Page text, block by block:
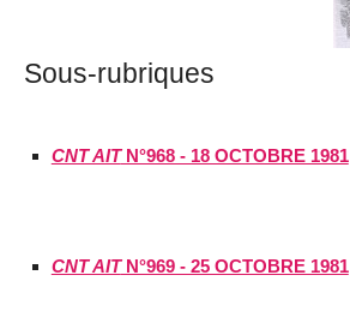
Sous-rubriques
CNT AITN°968 - 18 OCTOBRE 1981
CNT AITN°969 - 25 OCTOBRE 1981